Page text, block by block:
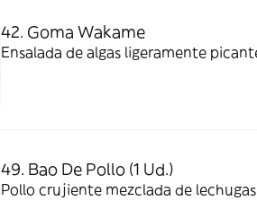
42. Goma Wakame
Ensalada de algas ligeramente
49. Bao De Pollo (1 Ud.)
Pollo crujiente mezclada de lechugas